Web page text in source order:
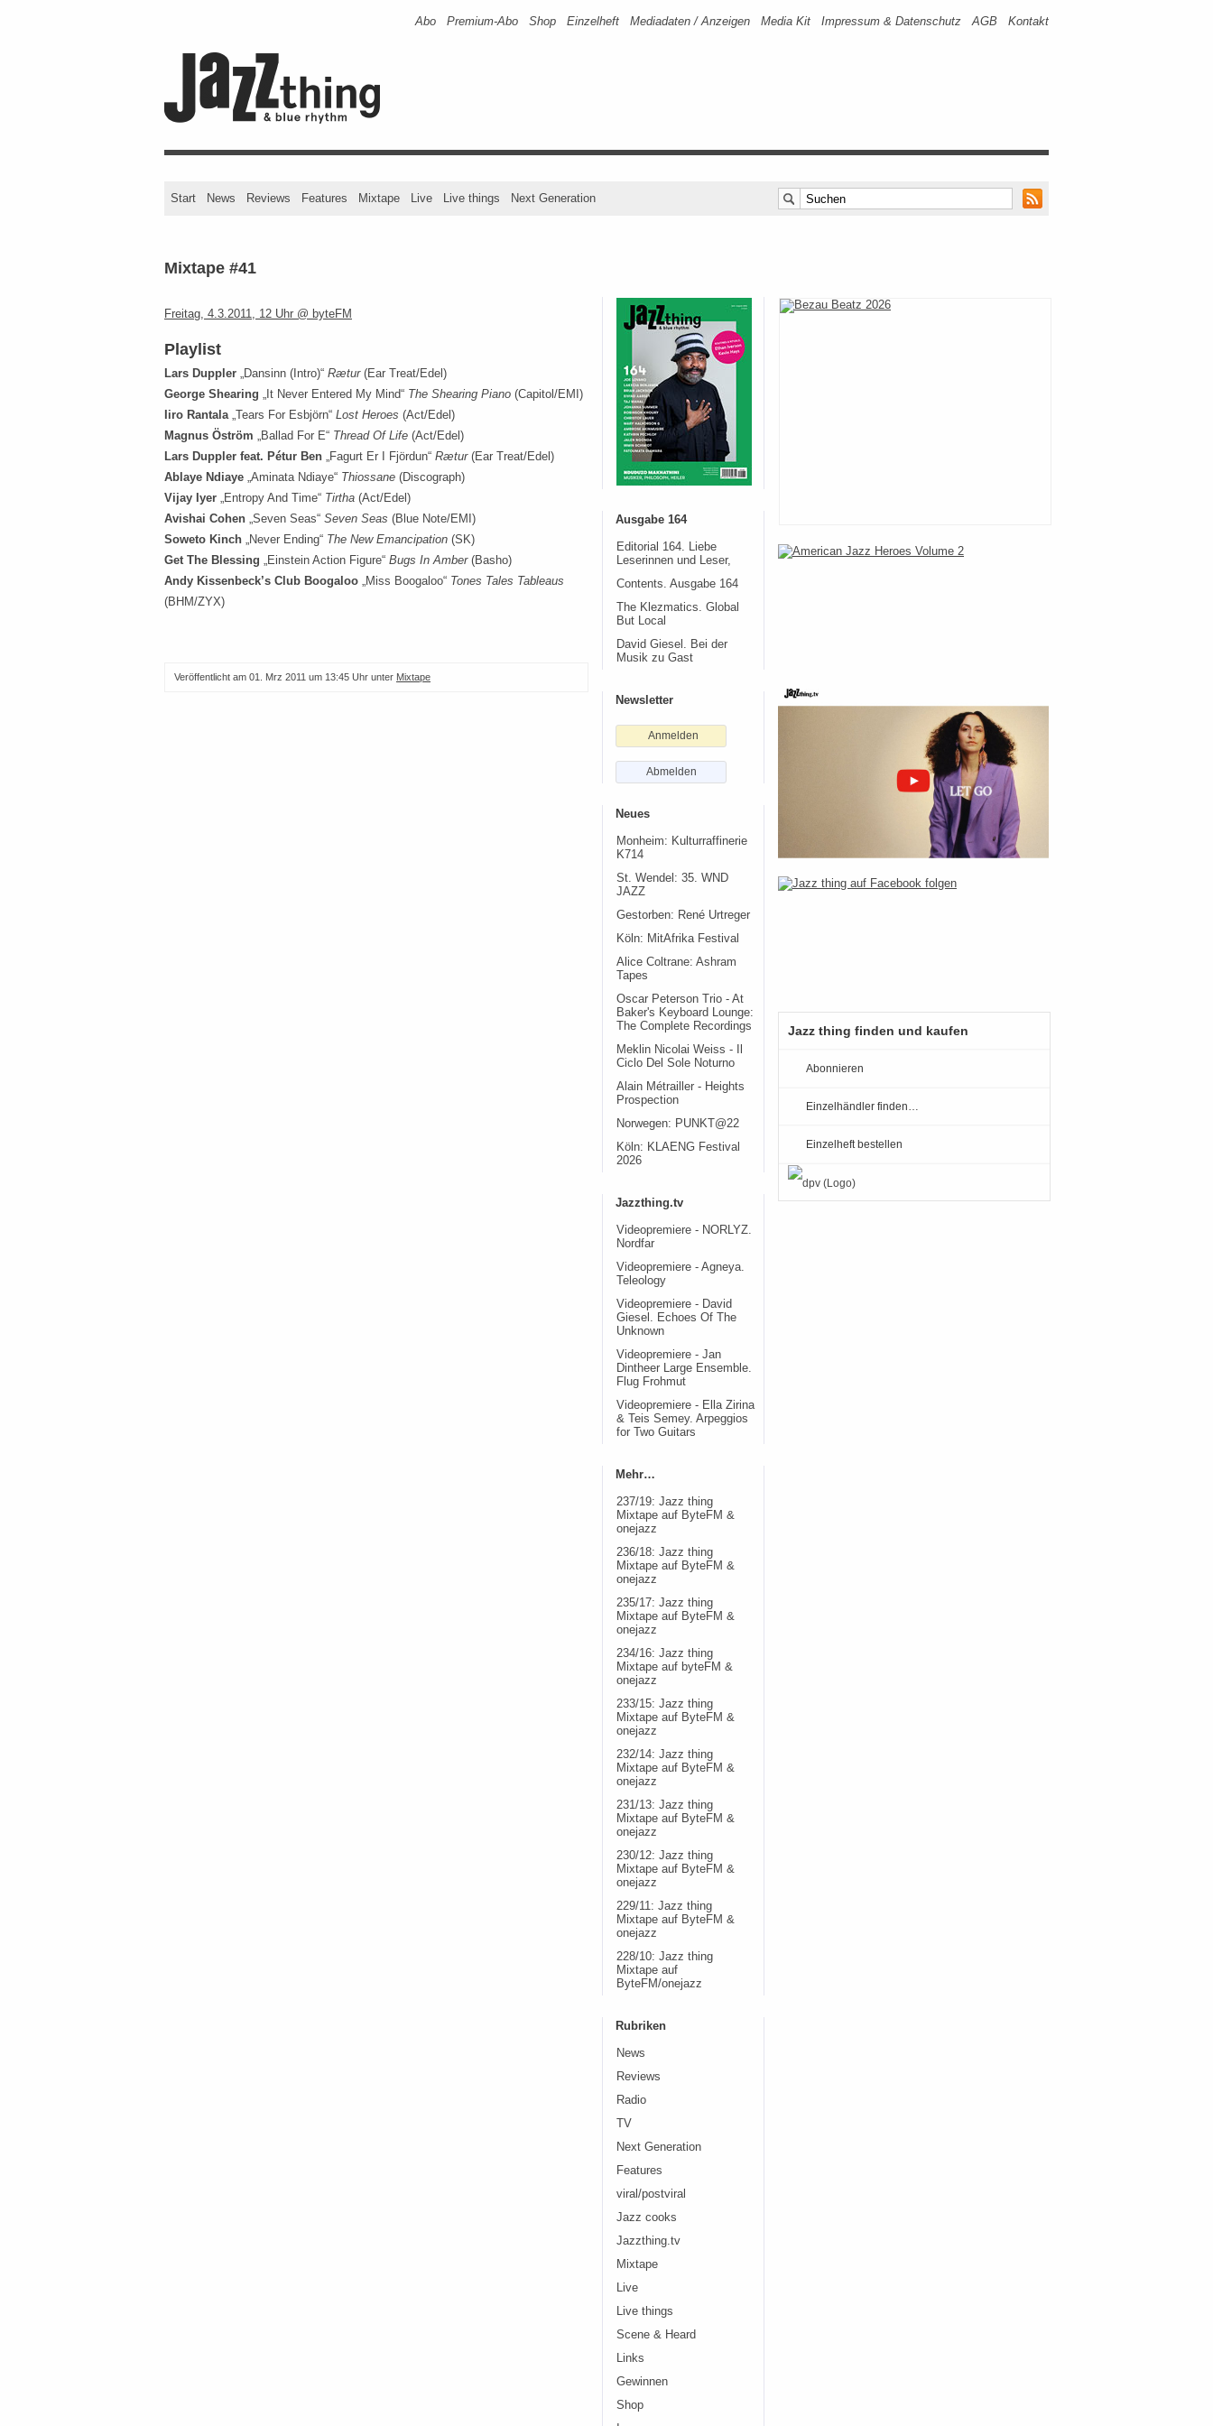
Abo Premium-Abo Shop Einzelheft Mediadaten / Anzeigen Media Kit Impressum & Datenschutz AGB Kontakt
Start News Reviews Features Mixtape Live Live things Next Generation
Mixtape #41
Freitag, 4.3.2011, 12 Uhr @ byteFM
Playlist
Lars Duppler „Dansinn (Intro)“ Rætur(Ear Treat/Edel)
George Shearing „It Never Entered My Mind“ The Shearing Piano (Capitol/EMI)
Iiro Rantala„Tears For Esbjörn“ Lost Heroes (Act/Edel)
Magnus Öström „Ballad For E“ Thread Of Life (Act/Edel)
Lars Duppler feat. Pétur Ben „Fagurt Er I Fjördun“ Rætur(Ear Treat/Edel)
Ablaye Ndiaye „Aminata Ndiaye“ Thiossane (Discograph)
Vijay Iyer „Entropy And Time“ Tirtha (Act/Edel)
Avishai Cohen „Seven Seas“ Seven Seas (Blue Note/EMI)
Soweto Kinch „Never Ending“ The New Emancipation (SK)
Get The Blessing „Einstein Action Figure“ Bugs In Amber(Basho)
Andy Kissenbeck’s Club Boogaloo „Miss Boogaloo“ Tones Tales Tableaus
(BHM/ZYX)
Veröffentlicht am 01. Mrz 2011 um 13:45 Uhr unter Mixtape
Ausgabe 164
Editorial 164. Liebe
Leserinnen und Leser,
Contents. Ausgabe 164
The Klezmatics. Global
But Local
David Giesel. Bei der
Musik zu Gast
Newsletter
Anmelden
Abmelden
Neues
Monheim: Kulturraffinerie
K714
St. Wendel: 35. WND
JAZZ
Gestorben: René Urtreger
Köln: MitAfrika Festival
Alice Coltrane: Ashram
Tapes
Oscar Peterson Trio - At
Baker's Keyboard Lounge:
The Complete Recordings
Meklin Nicolai Weiss - Il
Ciclo Del Sole Noturno
Alain Métrailler - Heights
Prospection
Norwegen: PUNKT@22
Köln: KLAENG Festival
2026
Jazzthing.tv
Videopremiere - NORLYZ.
Nordfar
Videopremiere - Agneya.
Teleology
Videopremiere - David
Giesel. Echoes Of The
Unknown
Videopremiere - Jan
Dintheer Large Ensemble.
Flug Frohmut
Videopremiere - Ella Zirina
& Teis Semey. Arpeggios
for Two Guitars
Mehr…
237/19: Jazz thing
Mixtape auf ByteFM &
onejazz
236/18: Jazz thing
Mixtape auf ByteFM &
onejazz
235/17: Jazz thing
Mixtape auf ByteFM &
onejazz
234/16: Jazz thing
Mixtape auf byteFM &
onejazz
233/15: Jazz thing
Mixtape auf ByteFM &
onejazz
232/14: Jazz thing
Mixtape auf ByteFM &
onejazz
231/13: Jazz thing
Mixtape auf ByteFM &
onejazz
230/12: Jazz thing
Mixtape auf ByteFM &
onejazz
229/11: Jazz thing
Mixtape auf ByteFM &
onejazz
228/10: Jazz thing
Mixtape auf
ByteFM/onejazz
Rubriken
News
Reviews
Radio
TV
Next Generation
Features
viral/postviral
Jazz cooks
Jazzthing.tv
Mixtape
Live
Live things
Scene & Heard
Links
Gewinnen
Shop
Jazz thing finden und kaufen
Abonnieren
Einzelhändler finden…
Einzelheft bestellen